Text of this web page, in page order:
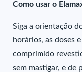
Como usar o
Siga a orientação
horários, as doses
comprimido
sem mastigar, e de